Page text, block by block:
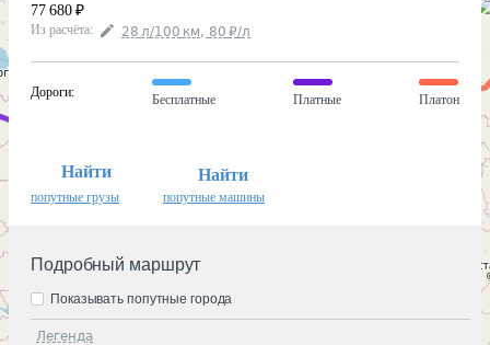
77 680 ₽
Из расчёта: 28 л/100 км, 80 ₽/л
Дороги:
Бесплатные Платные Платон
Найти
попутные грузы
Найти
попутные машины
Подробный маршрут
Легенда
Показывать попутные города